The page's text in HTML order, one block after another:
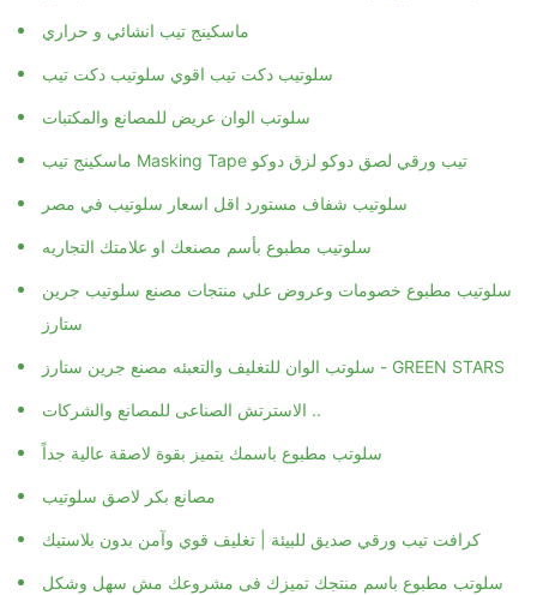
ماسكينج تيب انشائي و حراري
سلوتيب دكت تيب اقوي سلوتيب دكت تيب
سلوتب الوان عريض للمصانع والمكتبات
ماسكينج تيب Masking Tape تيب ورقي لصق دوكو لزق دوكو
سلوتيب شفاف مستورد اقل اسعار سلوتيب في مصر
سلوتيب مطبوع بأسم مصنعك او علامتك التجاريه
سلوتيب مطبوع خصومات وعروض علي منتجات مصنع سلوتيب جرين
ستارز
سلوتب الوان للتغليف والتعبئه مصنع جرين ستارز - GREEN STARS
الاسترتش الصناعى للمصانع والشركات ..
سلوتب مطبوع باسمك يتميز بقوة لاصقة عالية جداً
مصانع بكر لاصق سلوتيب
كرافت تيب ورقي صديق للبيئة | تغليف قوي وآمن بدون بلاستيك
سلوتب مطبوع باسم منتجك تميزك فى مشروعك مش سهل وشكل